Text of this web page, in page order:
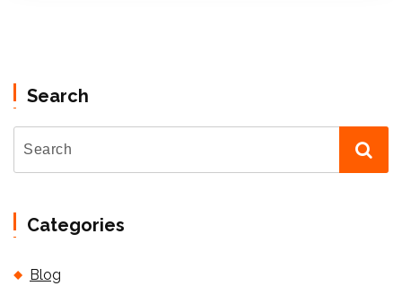
Search
Categories
Blog